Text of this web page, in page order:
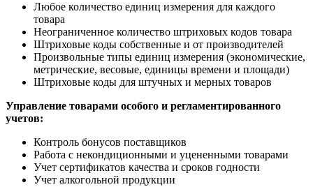
Любое количество единиц измерения для каждого
товара
Неограниченное количество штриховых кодов товара
Штриховые коды собственные и от производителей
Произвольные типы единиц измерения (экономические,
метрические, весовые, единицы времени и площади)
Штриховые коды для штучных и мерных товаров
Управление товарами особого и регламентированного
учетов:
Контроль бонусов поставщиков
Работа с некондиционными и уцененными товарами
Учет сертификатов качества и сроков годности
Учет алкогольной продукции